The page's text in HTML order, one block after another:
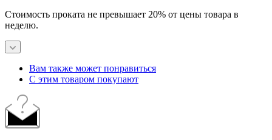
Стоимость проката не превышает 20% от цены товара в
неделю.
Вам также может понравиться
С этим товаром покупают